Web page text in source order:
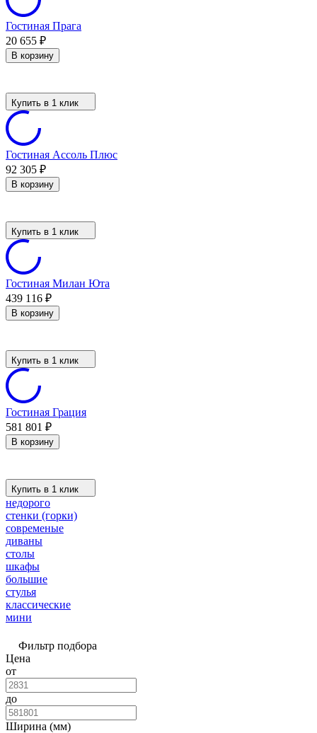
Гостиная Прага
20 655 ₽
В корзину
Купить в 1 клик
Гостиная Ассоль Плюс
92 305 ₽
В корзину
Купить в 1 клик
Гостиная Милан Юта
439 116 ₽
В корзину
Купить в 1 клик
Гостиная Грация
581 801 ₽
В корзину
Купить в 1 клик
недорого
стенки (горки)
современые
диваны
столы
шкафы
большие
стулья
классические
мини
Фильтр подбора
Цена
от
до
Ширина (мм)